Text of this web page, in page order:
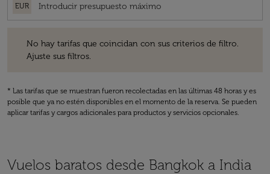
EUR
No hay tarifas que coincidan con sus criterios de filtro.
Ajuste sus filtros.
* Las tarifas que se muestran fueron recolectadas en las últimas 48 horas y es
posible que ya no estén disponibles en el momento de la reserva. Se pueden
aplicar tarifas y cargos adicionales para productos y servicios opcionales.
Vuelos baratos desde Bangkok a India